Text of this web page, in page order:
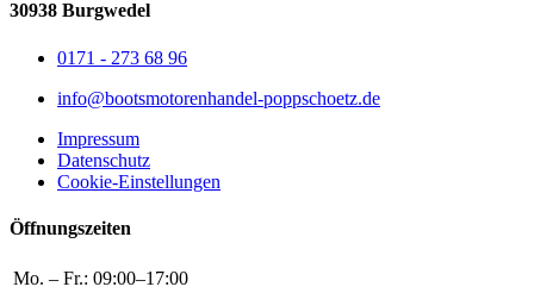
30938 Burgwedel
0171 - 273 68 96
info@bootsmotorenhandel-poppschoetz.de
Impressum
Datenschutz
Cookie-Einstellungen
Öffnungszeiten
Mo. – Fr.: 09:00–17:00